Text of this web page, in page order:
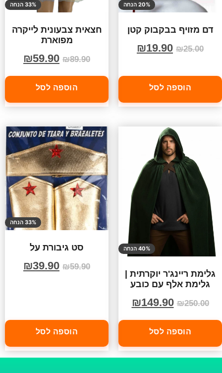
20% הנחה
דם מזויף בבקבוק קטן
₪25.00
₪19.90
הוספה לסל
33% הנחה
חצאית צבעונית לייקרה
מפוארת
₪89.90
₪59.90
הוספה לסל
40% הנחה
גלימת ריינג'ר יוקרתית |
גלימת אלף עם כובע
₪250.00
₪149.90
הוספה לסל
33% הנחה
סט גיבורת על
₪59.90
₪39.90
הוספה לסל